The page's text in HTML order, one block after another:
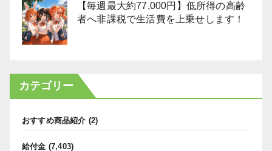
【毎週最大約77,000円】低所得の高齢
者へ非課税で生活費を上乗せします！
カテゴリー
おすすめ商品紹介 (2)
給付金 (7,403)